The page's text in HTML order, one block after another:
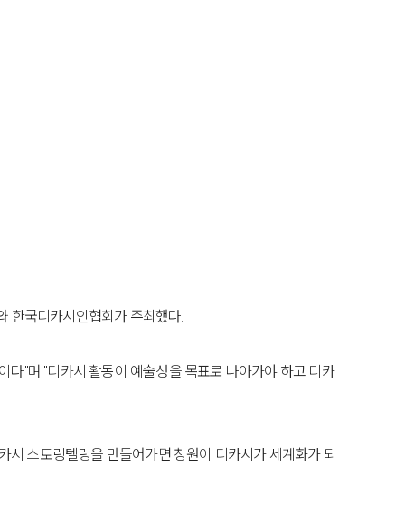
한국디카시인협회가 주최했다.
"며 "디카시 활동이 예술성을 목표로 나아가야 하고 디카
스토링텔링을 만들어가면 창원이 디카시가 세계화가 되